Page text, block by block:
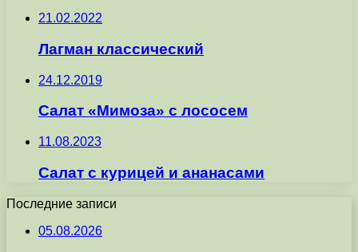
21.02.2022
Лагман классический
24.12.2019
Салат «Мимоза» с лососем
11.08.2023
Салат с курицей и ананасами
Последние записи
05.08.2026